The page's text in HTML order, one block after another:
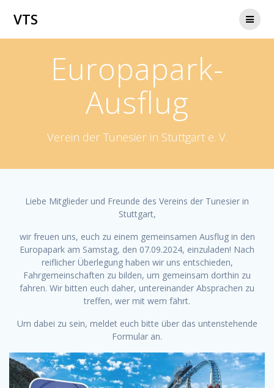
VTS
Europapark-
Ausflug
Verein der Tunesier in Stuttgart e. V.
Liebe Mitglieder und Freunde des Vereins der Tunesier in
Stuttgart,
wir freuen uns, euch zu einem gemeinsamen Ausflug in den
Europapark am Samstag, den 07.09.2024, einzuladen! Nach
reiflicher Überlegung haben wir uns entschieden,
Fahrgemeinschaften zu bilden, um gemeinsam dorthin zu
fahren. Wir bitten euch daher, untereinander Absprachen zu
treffen, wer mit wem fährt.
Um dabei zu sein, meldet euch bitte über das untenstehende
Formular an.